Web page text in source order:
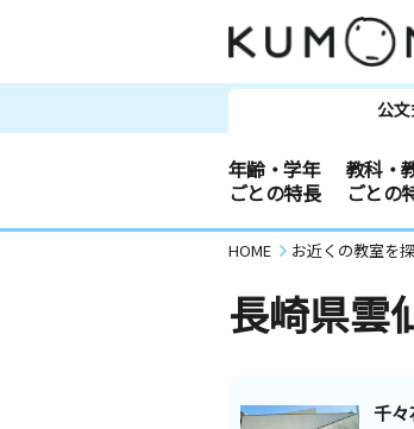
公
年齢・学年
ごとの特長
教科・
ごとの
HOME お近くの教室を
長崎県雲
千々